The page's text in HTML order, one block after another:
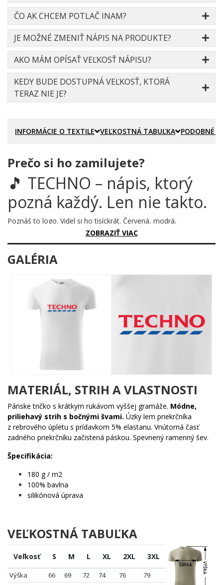
ČO AK CHCEM POTLAČ INAM?
JE MOŽNÉ ZMENIŤ NÁPIS NA PRODUKTE?
AKO MÁM OPÍSAŤ VEĽKOSŤ NÁPISU?
KEDY BUDE DOSTUPNÁ VEĽKOSŤ, KTORÁ
TERAZ NIE JE?
INFORMÁCIE O TEXTILE VEĽKOSTNÁ TABUĽKA PODOBNÉ
Prečo si ho zamilujete?
🎵 TECHNO – nápis, ktorý
pozná každý. Len nie takto.
Poznáš to logo. Videl si ho tisíckrát. Červená, modrá,
nezameniteľný štýl. Ale toto nie je supermarket – toto je
pre milovníkov techno scény, ktorí ocenia vtipnú paródiu
naplno. Pretože nakupovať v Techne je zážitok iného druhu.
stylizovaná do podoby globálne známeho loga. Jednoduchý
nápis TECHNO v tučných červených písmenách s modrými
šrafovanými prúžkami – a výsledok je geniálne dvojzmyselný.
Každý pozná, každý sa zasmieje, každý chce vedieť, kde si to
originálnym spôsobom
Každý, kto stojí v supermarkete a premýšľa o
lepšom živote na tanečnom parkete
Milovníci chytrých paródií, kde dvojitý zmysel funguje
dokonale
Tričko je skvelý darček pre DJa, techno fanúšikov alebo
jednoducho pre každého s dobrým zmyslom pre humor
Na festivale, v klube alebo na nákupoch – vždy vyvolá reakciu.
🎧😄
Techno. Nie je to supermarket. Aj keď rad na vstupe to niekedy
ZOBRAZIŤ VIAC
GALÉRIA
MATERIÁL, STRIH A VLASTNOSTI
Pánske tričko s krátkym rukávom vyššej gramáže. Módne,
priliehavý strih s bočnými švami. Úzky lem priekrčníka
z rebrového úpletu s prídavkom 5% elastanu. Vnútorná časť
zadného priekrčníku začistená páskou. Spevnený ramenný šev.
Špecifikácia:
180 g / m2
100% bavlna
silikónová úprava
VEĽKOSTNÁ TABUĽKA
Veľkosť S M L XL 2XL 3XL
Výška 66 69 72 74 76
79